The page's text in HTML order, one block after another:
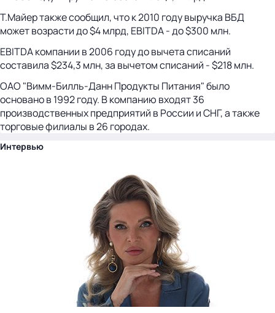
Т.Майер также сообщил, что к 2010 году выручка ВБД
может возрасти до $4 млрд, EBITDA - до $300 млн.
EBITDA компании в 2006 году до вычета списаний
составила $234,3 млн, за вычетом списаний - $218 млн.
ОАО "Вимм-Билль-Данн Продукты Питания" было
основано в 1992 году. В компанию входят 36
производственных предприятий в России и СНГ, а также
торговые филиалы в 26 городах.
Интервью